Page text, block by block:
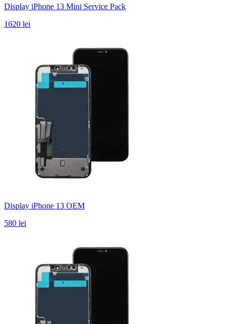
Display iPhone 13 Mini Service Pack
1620 lei
Display iPhone 13 OEM
580 lei